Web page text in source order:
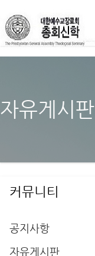
자유게시판
커뮤니티
공지사항
자유게시판